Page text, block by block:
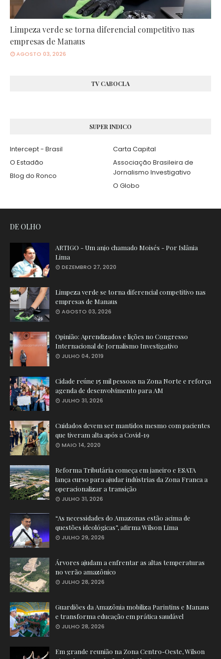
Limpeza verde se torna diferencial competitivo nas
empresas de Manaus
AGOSTO 03, 2026
TV CABOCLA
SUPER INDICO
Intercept - Brasil
Carta Capital
O Estadão
Associação Brasileira de
Jornalismo Investigativo
Blog do Ronco
O Globo
DE OLHO
ARTIGO - Um anjo chamado Moisés - Por Islânia
Lima
DEZEMBRO 27, 2020
Limpeza verde se torna diferencial competitivo nas
empresas de Manaus
AGOSTO 03, 2026
Opinião: Aprendizados e lições no Congresso
Internacional de Jornalismo Investigativo
JULHO 04, 2019
Cidade reúne 15 mil pessoas na Zona Norte e reforça
agenda de desenvolvimento para AM
JULHO 31, 2026
Cuidados devem ser mantidos mesmo com pacientes
que tiveram alta após a Covid-19
MAIO 14, 2020
Reforma Tributária começa em janeiro e ESATA
lança curso para ajudar indústrias da Zona Franca a
operacionalizar a transição
JULHO 31, 2026
“As necessidades do Amazonas estão acima de
questões ideológicas”, afirma Wilson Lima
JULHO 29, 2026
Árvores ajudam a enfrentar as altas temperaturas
no verão amazônico
JULHO 28, 2026
Guardiões da Amazônia mobiliza Parintins e Manaus
e transforma educação em prática saudável
JULHO 28, 2026
Em grande reunião na Zona Centro-Oeste, Wilson